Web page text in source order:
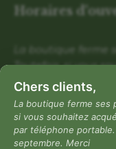
Horaires
La boutique ferme
Toutefois, si vous
pouvez prendre rdv
l\'ouverture
Du lundi au
Mentions
Chers clients,
La boutique ferme ses
si vous souhaitez
par téléphone
septembre. Merci